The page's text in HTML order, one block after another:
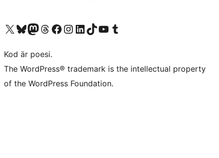
Besök vår X-konto (f.d. Twitter)
Besök vårt Bluesky-konto
Besök vårt Mastodon-konto
Besök vårt Thread-konto
Besök vår Facebook-sidaBesök vårt Instagram-konto
Besök vårt LinkedIn-konto
Besök vårt TikTok-konto
Besök vår YouTube-kanalBesök vårt Tumblr-konto
Kod är poesi.
The WordPress® trademark is the intellectual property
of the WordPress Foundation.